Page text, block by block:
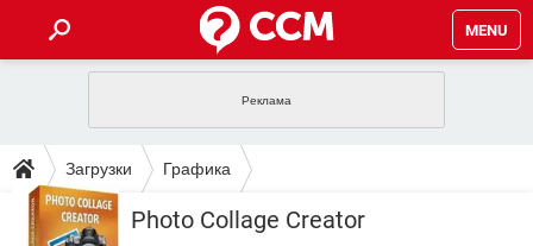
MENU
INSTAGRAM
ИГРЫ WINDOWS 10
ПОЛЕЗНЫЕ СОВЕТЫ
TIKTOK
WHATSAPP
ЗАГРУЗКИ
Загрузки Графика
Photo Collage Creator